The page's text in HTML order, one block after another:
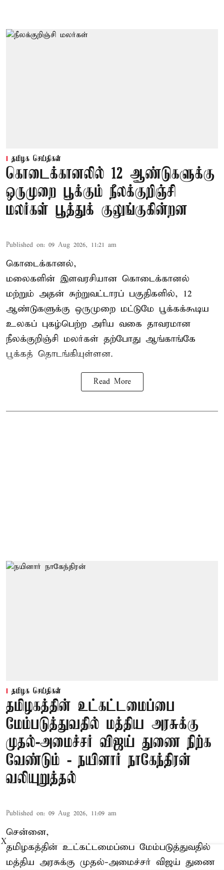
தமிழக செய்திகள்
கொடைக்கானலில் 12 ஆண்டுகளுக்கு
ஒருமுறை பூக்கும் நீலக்குறிஞ்சி
மலர்கள் பூத்துக் குலுங்குகின்றன
Published on: 09 Aug 2026, 11:21 am
கொடைக்கானல்,
மலைகளின் இளவரசியான கொடைக்கானல்
மற்றும் அதன் சுற்றுவட்டாரப் பகுதிகளில், 12
ஆண்டுகளுக்கு ஒருமுறை மட்டுமே பூக்கக்கூடிய
உலகப் புகழ்பெற்ற அரிய வகை தாவரமான
நீலக்குறிஞ்சி மலர்கள் தற்போது ஆங்காங்கே
பூக்கத் தொடங்கியுள்ளன.
Read More
தமிழக செய்திகள்
தமிழகத்தின் உட்கட்டமைப்பை
மேம்படுத்துவதில் மத்திய அரசுக்கு
முதல்-அமைச்சர் விஜய் துணை நிற்க
வேண்டும் - நயினார் நாகேந்திரன்
வலியுறுத்தல்
Published on: 09 Aug 2026, 11:09 am
சென்னை,
தமிழகத்தின் உட்கட்டமைப்பை மேம்படுத்துவதில்
மத்திய அரசுக்கு முதல்-அமைச்சர் விஜய் துணை
X